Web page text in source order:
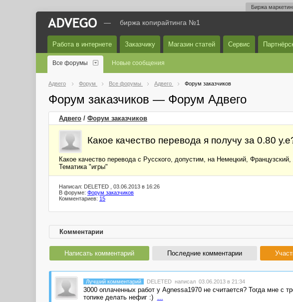
Биржа
— биржа копирайтинга №1
Работа в интернете Заказчику Магазин статей Сервис
Все форумы Новые сообщения
Адвего Форум Все форумы Адвего Форум заказчиков
Форум заказчиков — Форум Адвего
Адвего / Форум заказчиков
Какое качество перевода я получу за 0.80
Какое качество перевода с Русского, допустим, на Немецкий,
Тематика "игры"
Написал: DELETED , 03.06.2013 в 16:26
В форуме: Форум заказчиков
Комментариев: 15
Комментарии
Написать комментарий Последние комментарии
Лучший комментарий DELETED написал 03.06.2013 в 21:34
3000 оплаченных работ у Agnessa1970 не считается? Тогда мне с
топике делать нефиг :) ...